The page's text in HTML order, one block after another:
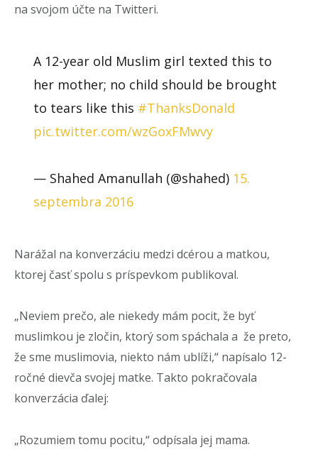
na svojom účte na Twitteri.
A 12-year old Muslim girl texted this to
her mother; no child should be brought
to tears like this #ThanksDonald
pic.twitter.com/wzGoxFMwvy
— Shahed Amanullah (@shahed) 15.
septembra 2016
Narážal na konverzáciu medzi dcérou a matkou,
ktorej časť spolu s príspevkom publikoval.
„Neviem prečo, ale niekedy mám pocit, že byť
muslimkou je zločin, ktorý som spáchala a že preto,
že sme muslimovia, niekto nám ublíži,“ napísalo 12-
ročné dievča svojej matke. Takto pokračovala
konverzácia ďalej:
„Rozumiem tomu pocitu,“ odpísala jej mama.